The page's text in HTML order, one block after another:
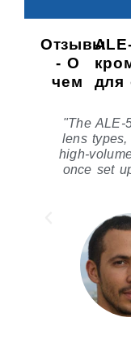
Отзывы
- О
чем
для
"The ALE-
lens
high-
once set